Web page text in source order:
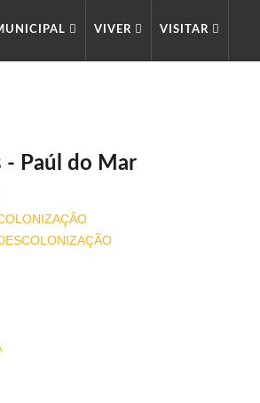
VIVER VISITAR
- Paúl do Mar